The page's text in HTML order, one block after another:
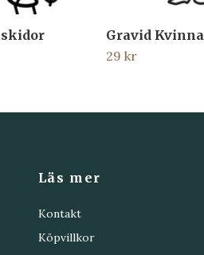
Gravid Kvinna
29 kr
Läs mer
Kontakt
Köpvillkor